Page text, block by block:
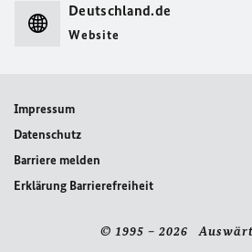
Deutschland.de
Website
Impressum
Datenschutz
Barriere melden
Erklärung Barrierefreiheit
© 1995 – 2026